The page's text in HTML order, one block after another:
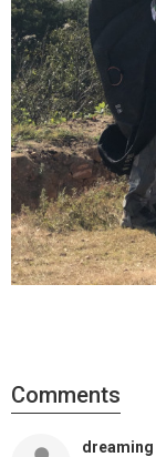
Comments
dreaming